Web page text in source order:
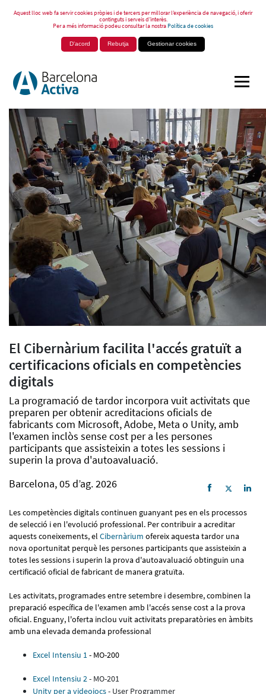
Aquest lloc web fa servir cookies pròpies i de tercers per millorar l’experiència de navegació, i oferir
continguts i serveis d’interès.
Per a més informació podeu consultar la nostraPolítica de cookies
D'acord Rebutja Gestionar cookies
El Cibernàrium facilita l'accés gratuït a
certificacions oficials en competències
digitals
La programació de tardor incorpora vuit activitats que
preparen per obtenir acreditacions oficials de
fabricants com Microsoft, Adobe, Meta o Unity, amb
l'examen inclòs sense cost per a les persones
participants que assisteixin a totes les sessions i
superin la prova d'autoavaluació.
Barcelona, 05 d’ag. 2026
Les competències digitals continuen guanyant pes en els processos
de selecció i en l'evolució professional. Per contribuir a acreditar
aquests coneixements, el Cibernàrium ofereix aquesta tardor una
nova oportunitat perquè les persones participants que assisteixin a
totes les sessions i superin la prova d'autoavaluació obtinguin una
certificació oficial de fabricant de manera gratuïta.
Les activitats, programades entre setembre i desembre, combinen la
preparació específica de l'examen amb l'accés sense cost a la prova
oficial. Enguany, l'oferta inclou vuit activitats preparatòries en àmbits
amb una elevada demanda professional
Excel Intensiu 1- MO-200
Excel Intensiu 2- MO-201
Unity per a videojocs- User Programmer